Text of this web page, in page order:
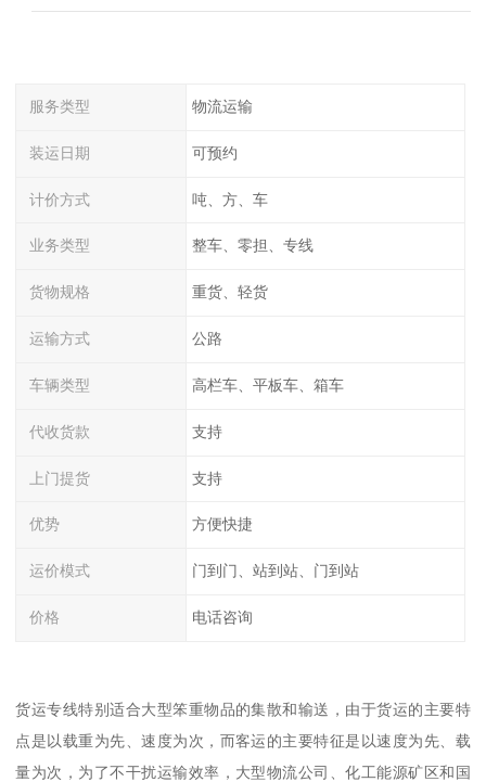
服务类型 物流运输
装运日期 可预约
计价方式 吨、方、车
业务类型 整车、零担、专线
货物规格 重货、轻货
运输方式 公路
车辆类型 高栏车、平板车、箱车
代收货款 支持
上门提货 支持
优势 方便快捷
运价模式 门到门、站到站、门到站
价格 电话咨询
货运专线特别适合大型笨重物品的集散和输送，由于货运的主要特
点是以载重为先、速度为次，而客运的主要特征是以速度为先、载
量为次，为了不干扰运输效率，大型物流公司、化工能源矿区和国